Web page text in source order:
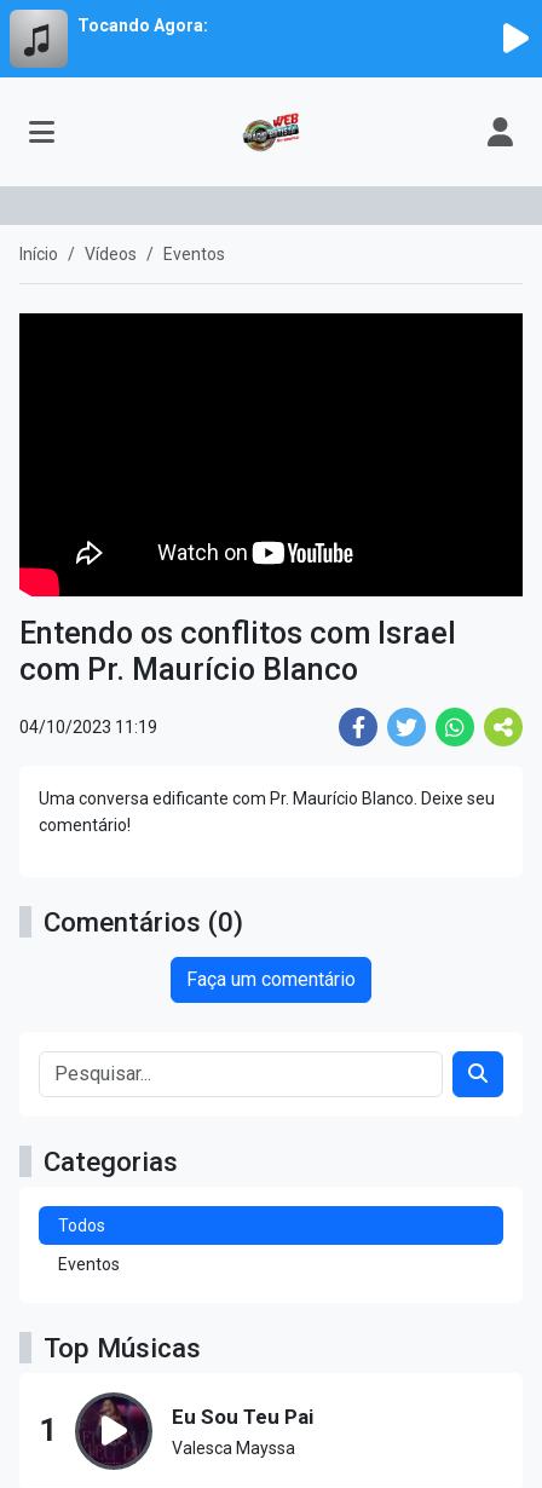
Tocando Agora:
Início Vídeos Eventos
Entendo os conflitos com Israel
com Pr. Maurício Blanco
04/10/2023 11:19
Uma conversa edificante com Pr. Maurício Blanco. Deixe seu
comentário!
Comentários (0)
Faça um comentário
Categorias
Todos
Eventos
Top Músicas
1 Eu Sou Teu Pai
Valesca Mayssa